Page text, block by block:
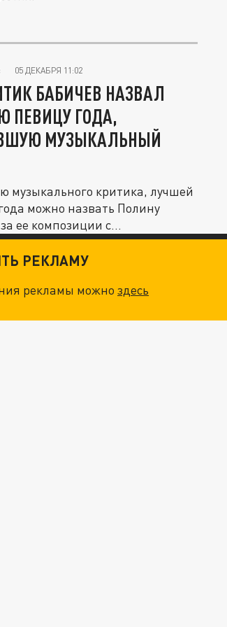
05 ДЕКАБРЯ 11:02
БАБИЧЕВ НАЗВАЛ
ПЕВИЦУ ГОДА,
МУЗЫКАЛЬНЫЙ
музыкального критика, лучшей
можно назвать Полину
ее композиции с...
РЕКЛАМУ
рекламы можноздесь